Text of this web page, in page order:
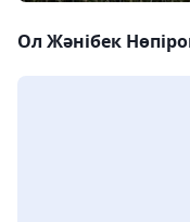
Ол Жәнібек